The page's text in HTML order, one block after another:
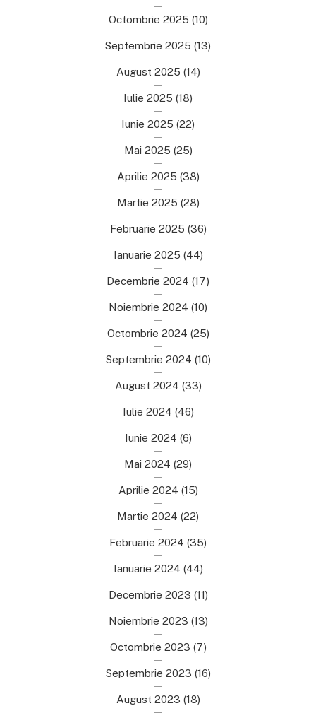
Octombrie 2025 (10)
Septembrie 2025 (13)
August 2025 (14)
Iulie 2025 (18)
Iunie 2025 (22)
Mai 2025 (25)
Aprilie 2025 (38)
Martie 2025 (28)
Februarie 2025 (36)
Ianuarie 2025 (44)
Decembrie 2024 (17)
Noiembrie 2024 (10)
Octombrie 2024 (25)
Septembrie 2024 (10)
August 2024 (33)
Iulie 2024 (46)
Iunie 2024 (6)
Mai 2024 (29)
Aprilie 2024 (15)
Martie 2024 (22)
Februarie 2024 (35)
Ianuarie 2024 (44)
Decembrie 2023 (11)
Noiembrie 2023 (13)
Octombrie 2023 (7)
Septembrie 2023 (16)
August 2023 (18)